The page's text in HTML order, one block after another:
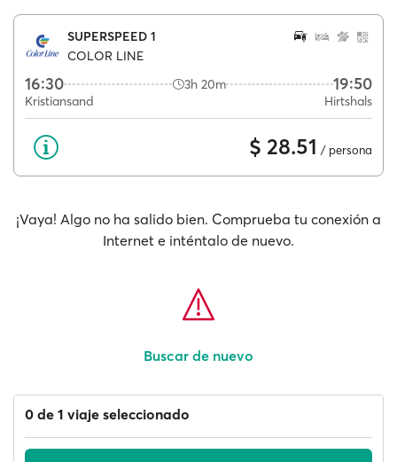
SUPERSPEED 1
COLOR LINE
16:30 3h 20m 19:50
Kristiansand Hirtshals
$ 28.51 / persona
¡Vaya! Algo no ha salido bien. Comprueba tu conexión a
Internet e inténtalo de nuevo.
Buscar de nuevo
0 de 1 viaje seleccionado